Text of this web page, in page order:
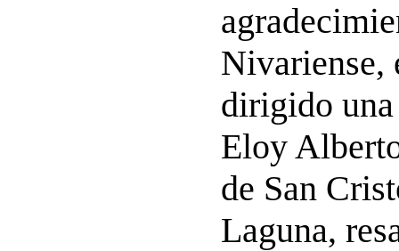
Nivariense,
dirigido
Eloy
de San
Laguna,